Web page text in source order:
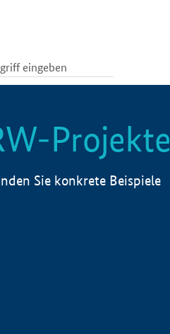
Projekte
Sie konkrete Beispiele